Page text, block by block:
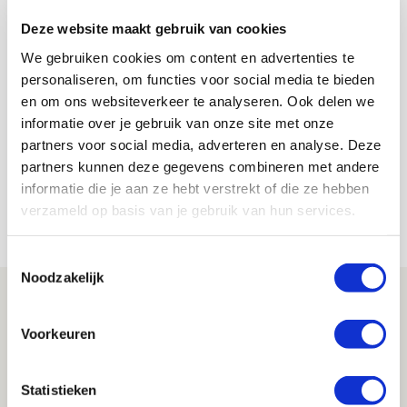
Deze website maakt gebruik van cookies
We gebruiken cookies om content en advertenties te
personaliseren, om functies voor social media te bieden
en om ons websiteverkeer te analyseren. Ook delen we
informatie over je gebruik van onze site met onze
partners voor social media, adverteren en analyse. Deze
partners kunnen deze gegevens combineren met andere
informatie die je aan ze hebt verstrekt of die ze hebben
verzameld op basis van je gebruik van hun services.
Noodzakelijk
Voorkeuren
Statistieken
Sparta en Ajax trappen zondagmiddag om 14.30 uur af
De Redactie
Bekijk alle berichten van De Redactie
Net binnen //
spreekt over Godts, Baas en
NIEUWS